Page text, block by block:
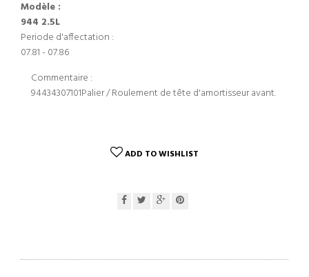
Modèle :
944 2.5L
Periode d'affectation :
07.81 - 07.86
Commentaire :
94434307101Palier / Roulement de tête d'amortisseur avant.
ADD TO WISHLIST